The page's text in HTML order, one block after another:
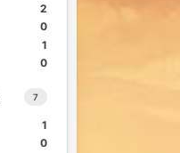
2
0
1
0
7
1
0